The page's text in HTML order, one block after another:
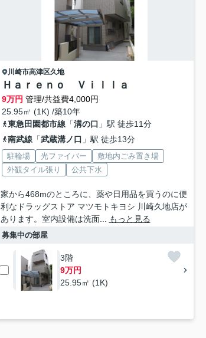
川崎市高津区久地
Ｈａｒｅｎｏ Ｖｉｌｌａ
9万円 管理/共益費4,000円
25.95㎡ (1K) /築10年
東急田園都市線「溝の口 」駅 徒歩11分
南武線「武蔵溝ノ口 」駅 徒歩13分
駐輪場 光ファイバー
敷地内ごみ置き場
外観タイル張り
公共下水
家から468mのところに、薬や日用品を買うのに便
利なドラッグストア マツモトキヨシ 川崎久地店が
あります。室内設備は洗面...
もっと見る
募集中の部屋
3階
9万円
25.95㎡ (1K)